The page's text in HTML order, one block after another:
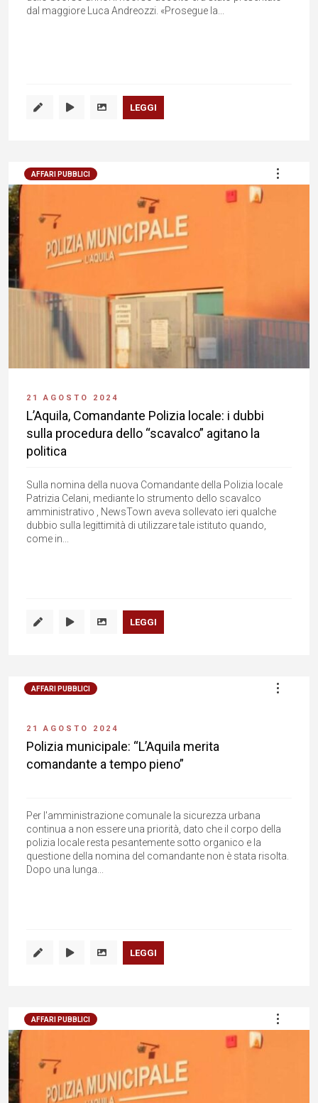
dal maggiore Luca Andreozzi. «Prosegue la...
LEGGI
AFFARI PUBBLICI
21 AGOSTO 2024
L’Aquila, Comandante Polizia locale: i dubbi
sulla procedura dello “scavalco” agitano la
politica
Sulla nomina della nuova Comandante della Polizia locale
Patrizia Celani, mediante lo strumento dello scavalco
amministrativo , NewsTown aveva sollevato ieri qualche
dubbio sulla legittimità di utilizzare tale istituto quando,
come in...
LEGGI
AFFARI PUBBLICI
21 AGOSTO 2024
Polizia municipale: “L’Aquila merita
comandante a tempo pieno”
Per l'amministrazione comunale la sicurezza urbana
continua a non essere una priorità, dato che il corpo della
polizia locale resta pesantemente sotto organico e la
questione della nomina del comandante non è stata risolta.
Dopo una lunga...
LEGGI
AFFARI PUBBLICI